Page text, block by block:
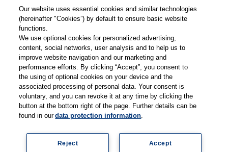
Karriere
Kontakt
Web-Semniare
Anwenderberichte
Partner
Our website uses essential cookies and similar technologies
(hereinafter "Cookies”) by default to ensure basic website
functions.
We use optional cookies for personalized advertising,
content, social networks, user analysis and to help us to
improve website navigation and our marketing and
performance efforts. By clicking “Accept”, you consent to
the using of optional cookies on your device and the
associated processing of personal data. Your consent is
voluntary, and you can revoke it at any time by clicking the
button at the bottom right of the page. Further details can be
found in ourdata protection information.
Accept
Reject